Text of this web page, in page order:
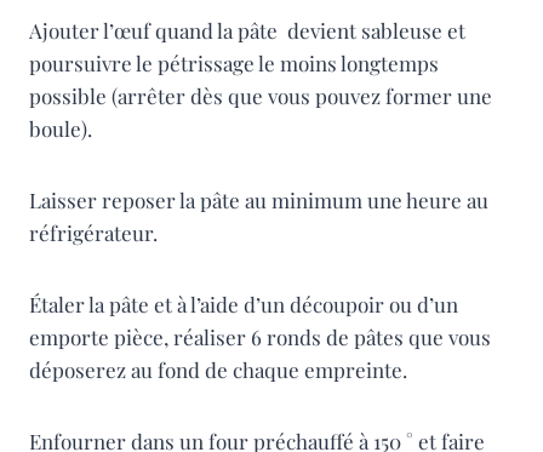
Ajouter l’œuf quand la pâte devient sableuse et
poursuivre le pétrissage le moins longtemps
possible (arrêter dès que vous pouvez former une
boule).
Laisser reposer la pâte au minimum une heure au
réfrigérateur.
Étaler la pâte et à l’aide d’un découpoir ou d’un
emporte pièce, réaliser 6 ronds de pâtes que vous
déposerez au fond de chaque empreinte.
Enfourner dans un four préchauffé à 150 ° et faire